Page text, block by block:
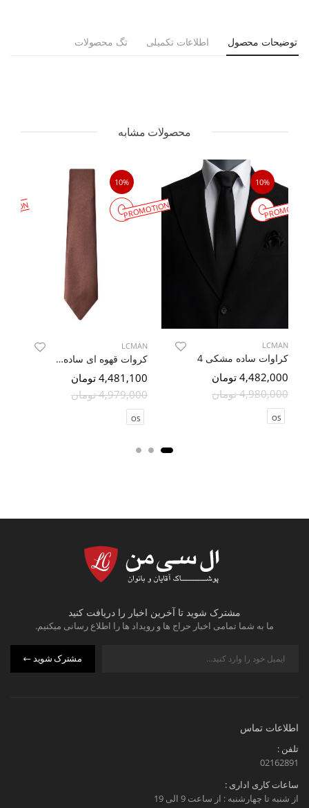
توضیحات محصول اطلاعات تکمیلی تگ محصولات
محصولات مشابه
10%
LCMAN
کراوات ساده مشکی 4
4,482,000 تومان
4,980,000 تومان
OS
10%
PROMOTION
LCMAN
کروات قهوه ای ساده ال سی من
4,481,100 تومان
4,979,000 تومان
OS
مشترک شوید تا آخرین اخبار را دریافت کنید
ما به شما تمامی اخبار حراج ها و رویداد ها را اطلاع رسانی میکنیم.
مشترک شوید
اطلاعات تماس
تلفن :
02162891
ساعات کاری اداری :
از شنبه تا چهارشنبه : از ساعت 9 الی 19